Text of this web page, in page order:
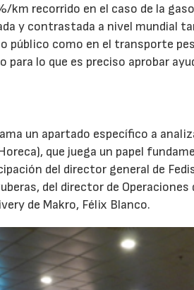
recorrido en el caso de la
y contrastada a nivel mundial
público como en el transporte
para lo que es preciso aprobar
un apartado específico a
que juega un papel
del director general de
del director de
de Makro, Félix Blanco.